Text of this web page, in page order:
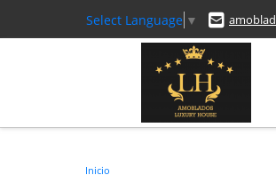
Select Language ▼
Inicio